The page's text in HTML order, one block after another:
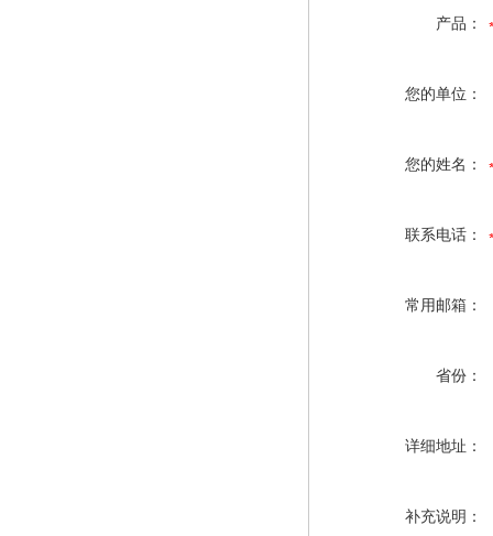
产品：
您的单位：
您的姓名：
联系电话：
常用邮箱：
省份：
详细地址：
补充说明：